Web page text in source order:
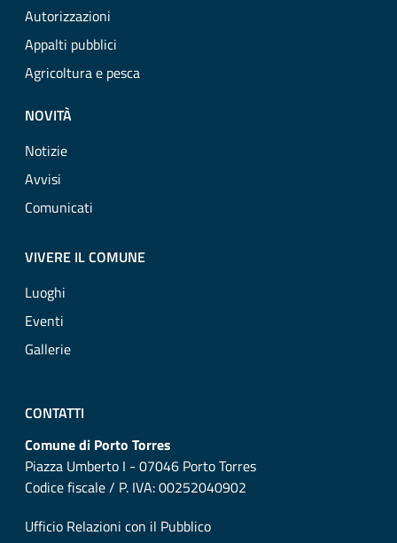
Autorizzazioni
Appalti pubblici
Agricoltura e pesca
NOVITÀ
Notizie
Avvisi
Comunicati
VIVERE IL COMUNE
Luoghi
Eventi
Gallerie
CONTATTI
Comune di Porto Torres
Piazza Umberto I - 07046 Porto Torres
Codice fiscale / P. IVA: 00252040902
Ufficio Relazioni con il Pubblico